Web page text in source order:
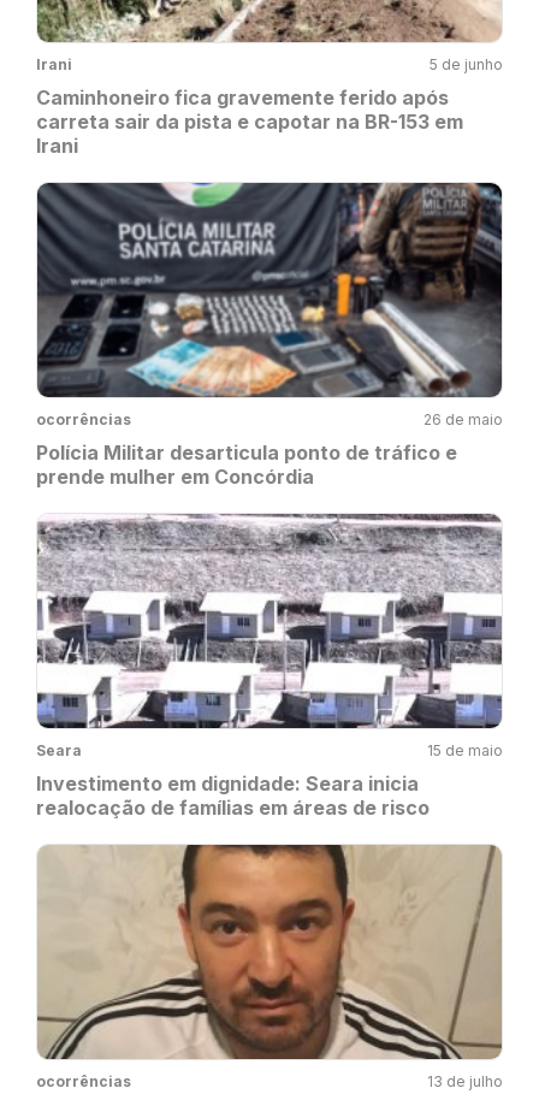
Irani 5 de junho
Caminhoneiro fica gravemente ferido após
carreta sair da pista e capotar na BR-153 em
Irani
ocorrências 26 de maio
Polícia Militar desarticula ponto de tráfico e
prende mulher em Concórdia
Seara 15 de maio
Investimento em dignidade: Seara inicia
realocação de famílias em áreas de risco
ocorrências 13 de julho